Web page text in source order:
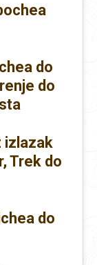
do
do
izlazak
Trek do
do